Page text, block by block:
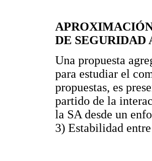
DE
Una propuesta
para estudiar el
propuestas, es
partido de la
la SA desde un
3) Estabilidad